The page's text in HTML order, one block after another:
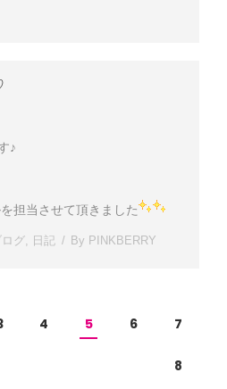
♪
担当させて頂きました
ログ, 日記 By PINKBERRY
4 5 6 7
8